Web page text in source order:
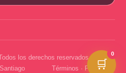
los derechos reservados
Términos · Privacidad
🛒
0